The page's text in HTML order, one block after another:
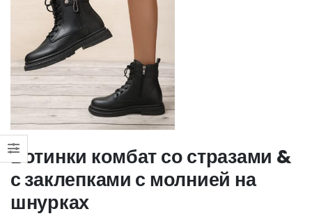
Ботинки комбат со стразами &
с заклепками с молнией на
шнурках